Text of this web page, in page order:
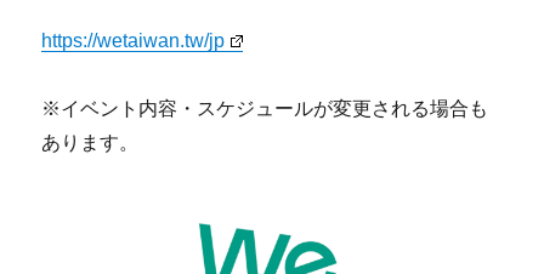
https://wetaiwan.tw/jp
※イベント内容・スケジュールが変更される場合も
あります。